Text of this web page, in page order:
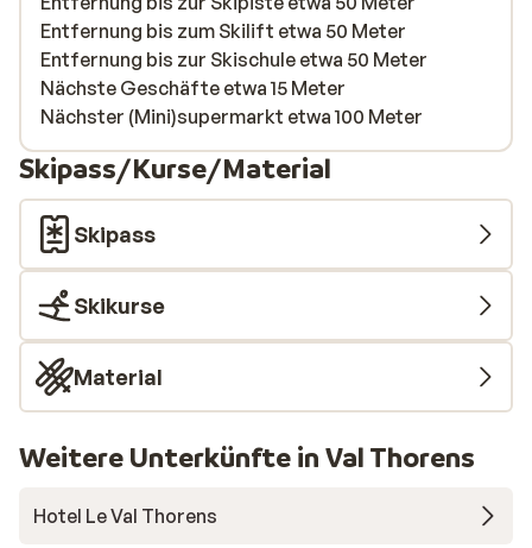
Entfernung bis zum Skilift etwa 50 Meter
Entfernung bis zur Skischule etwa 50 Meter
Nächste Geschäfte etwa 15 Meter
Nächster (Mini)supermarkt etwa 100 Meter
Skipass/Kurse/Material
Skipass
Skikurse
Material
Weitere Unterkünfte in Val Thorens
Hotel Le Val Thorens